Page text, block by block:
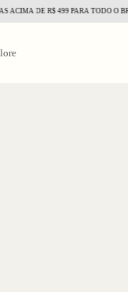
DE R$ 499 PARA TODO O BRASIL